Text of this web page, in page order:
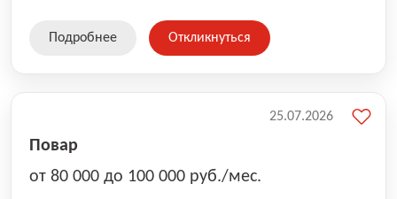
Подробнее Откликнуться
Повар
от 80 000 до 100 000 руб./мес.
25.07.2026